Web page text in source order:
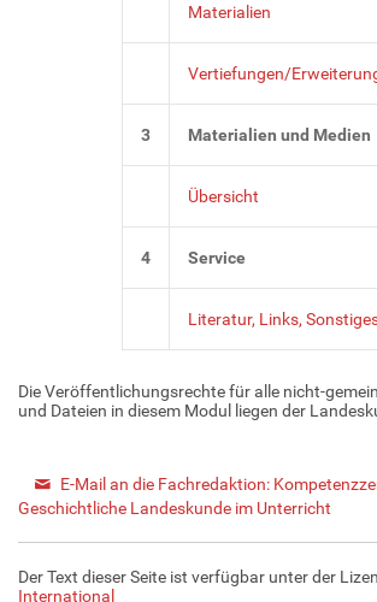
Materialien
Vertiefungen/
3 Materialien und Medien
Übersicht
4 Service
Literatur, Links,
Die Veröffentlichungsrechte für alle nicht-
und Dateien in diesem Modul liegen der
E-Mail an die Fachredaktion:
Geschichtliche Landeskunde im Unterricht
Der Text dieser Seite ist verfügbar unter der
International